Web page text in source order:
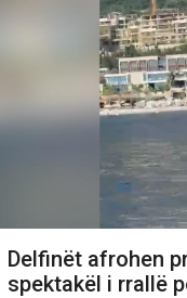
Delfinët afrohen
spektakël i rrallë